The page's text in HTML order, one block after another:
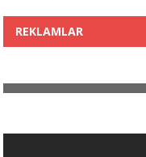
REKLAMLAR